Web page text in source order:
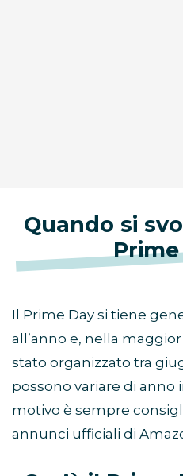
Quando si
Il Prime Day si tiene
all’anno e, nella
stato organizzato tra
possono variare di anno
motivo è sempre
annunci ufficiali di